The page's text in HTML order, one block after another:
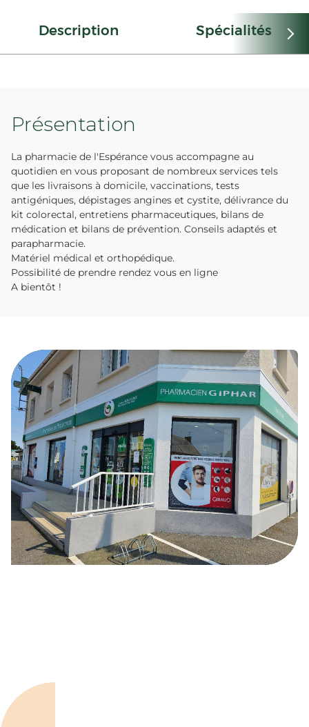
Description Spécialités
Présentation
La pharmacie de l'Espérance vous accompagne au
quotidien en vous proposant de nombreux services tels
que les livraisons à domicile, vaccinations, tests
antigéniques, dépistages angines et cystite, délivrance du
kit colorectal, entretiens pharmaceutiques, bilans de
médication et bilans de prévention. Conseils adaptés et
parapharmacie.
Matériel médical et orthopédique.
Possibilité de prendre rendez vous en ligne
A bientôt !